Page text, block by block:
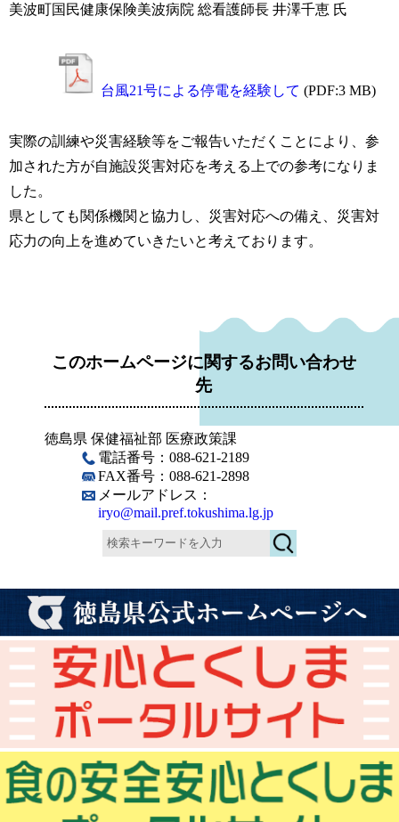
美波町国民健康保険美波病院 総看護師長 井澤千恵 氏
台風21号による停電を経験して (PDF:3 MB)
実際の訓練や災害経験等をご報告いただくことにより、参
加された方が自施設災害対応を考える上での参考になりま
した。
県としても関係機関と協力し、災害対応への備え、災害対
応力の向上を進めていきたいと考えております。
このホームページに関するお問い合わせ
先
徳島県 保健福祉部 医療政策課
電話番号：088-621-2189
FAX番号：088-621-2898
メールアドレス：
iryo@mail.pref.tokushima.lg.jp
検
索